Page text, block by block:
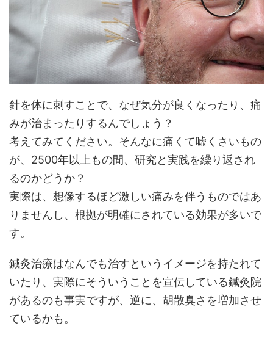
針を体に刺すことで、なぜ気分が良くなったり、痛
みが治まったりするんでしょう？
考えてみてください。そんなに痛くて嘘くさいもの
が、2500年以上もの間、研究と実践を繰り返され
るのかどうか？
実際は、想像するほど激しい痛みを伴うものではあ
りませんし、根拠が明確にされている効果が多いで
す。
鍼灸治療はなんでも治すというイメージを持たれて
いたり、実際にそういうことを宣伝している鍼灸院
があるのも事実ですが、逆に、胡散臭さを増加させ
ているかも。